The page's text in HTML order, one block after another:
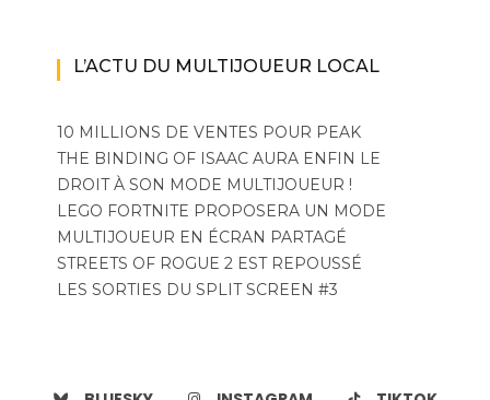
L’ACTU DU MULTIJOUEUR LOCAL
10 MILLIONS DE VENTES POUR PEAK
THE BINDING OF ISAAC AURA ENFIN LE
DROIT À SON MODE MULTIJOUEUR !
LEGO FORTNITE PROPOSERA UN MODE
MULTIJOUEUR EN ÉCRAN PARTAGÉ
STREETS OF ROGUE 2 EST REPOUSSÉ
LES SORTIES DU SPLIT SCREEN #3